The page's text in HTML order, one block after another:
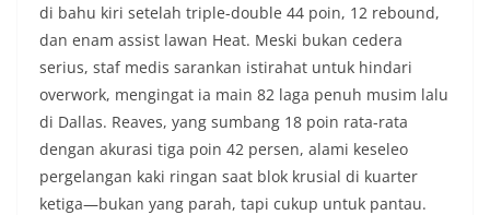
di bahu kiri setelah triple-double 44 poin, 12 rebound,
dan enam assist lawan Heat. Meski bukan cedera
serius, staf medis sarankan istirahat untuk hindari
overwork, mengingat ia main 82 laga penuh musim lalu
di Dallas. Reaves, yang sumbang 18 poin rata-rata
dengan akurasi tiga poin 42 persen, alami keseleo
pergelangan kaki ringan saat blok krusial di kuarter
ketiga—bukan yang parah, tapi cukup untuk pantau.